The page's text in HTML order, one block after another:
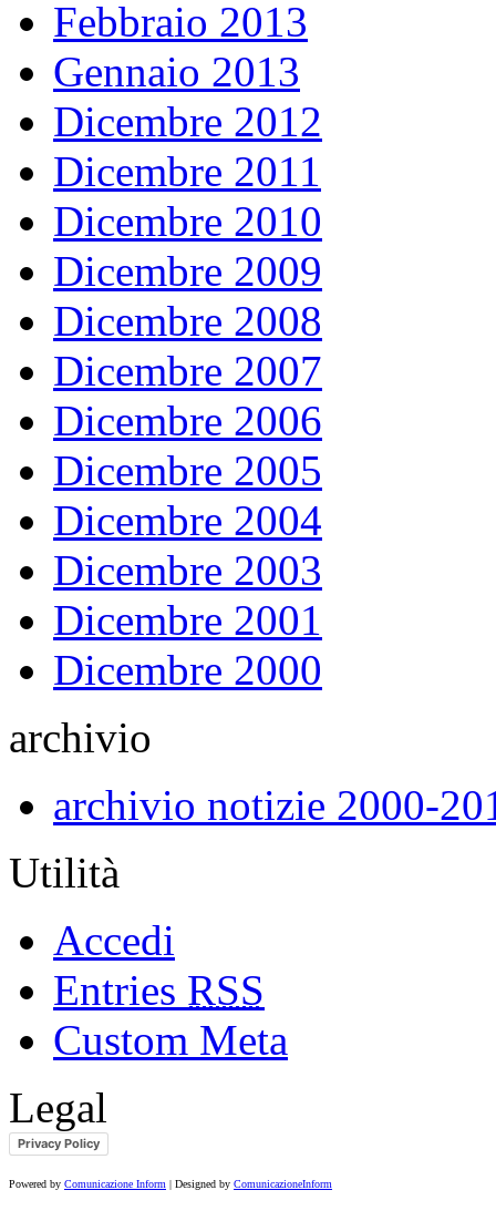
Febbraio 2013
Gennaio 2013
Dicembre 2012
Dicembre 2011
Dicembre 2010
Dicembre 2009
Dicembre 2008
Dicembre 2007
Dicembre 2006
Dicembre 2005
Dicembre 2004
Dicembre 2003
Dicembre 2001
Dicembre 2000
archivio
archivio notizie 2000-
Utilità
Accedi
Entries RSS
Custom Meta
Legal
Privacy Policy
Powered by Comunicazione Inform | Designed by ComunicazioneInform